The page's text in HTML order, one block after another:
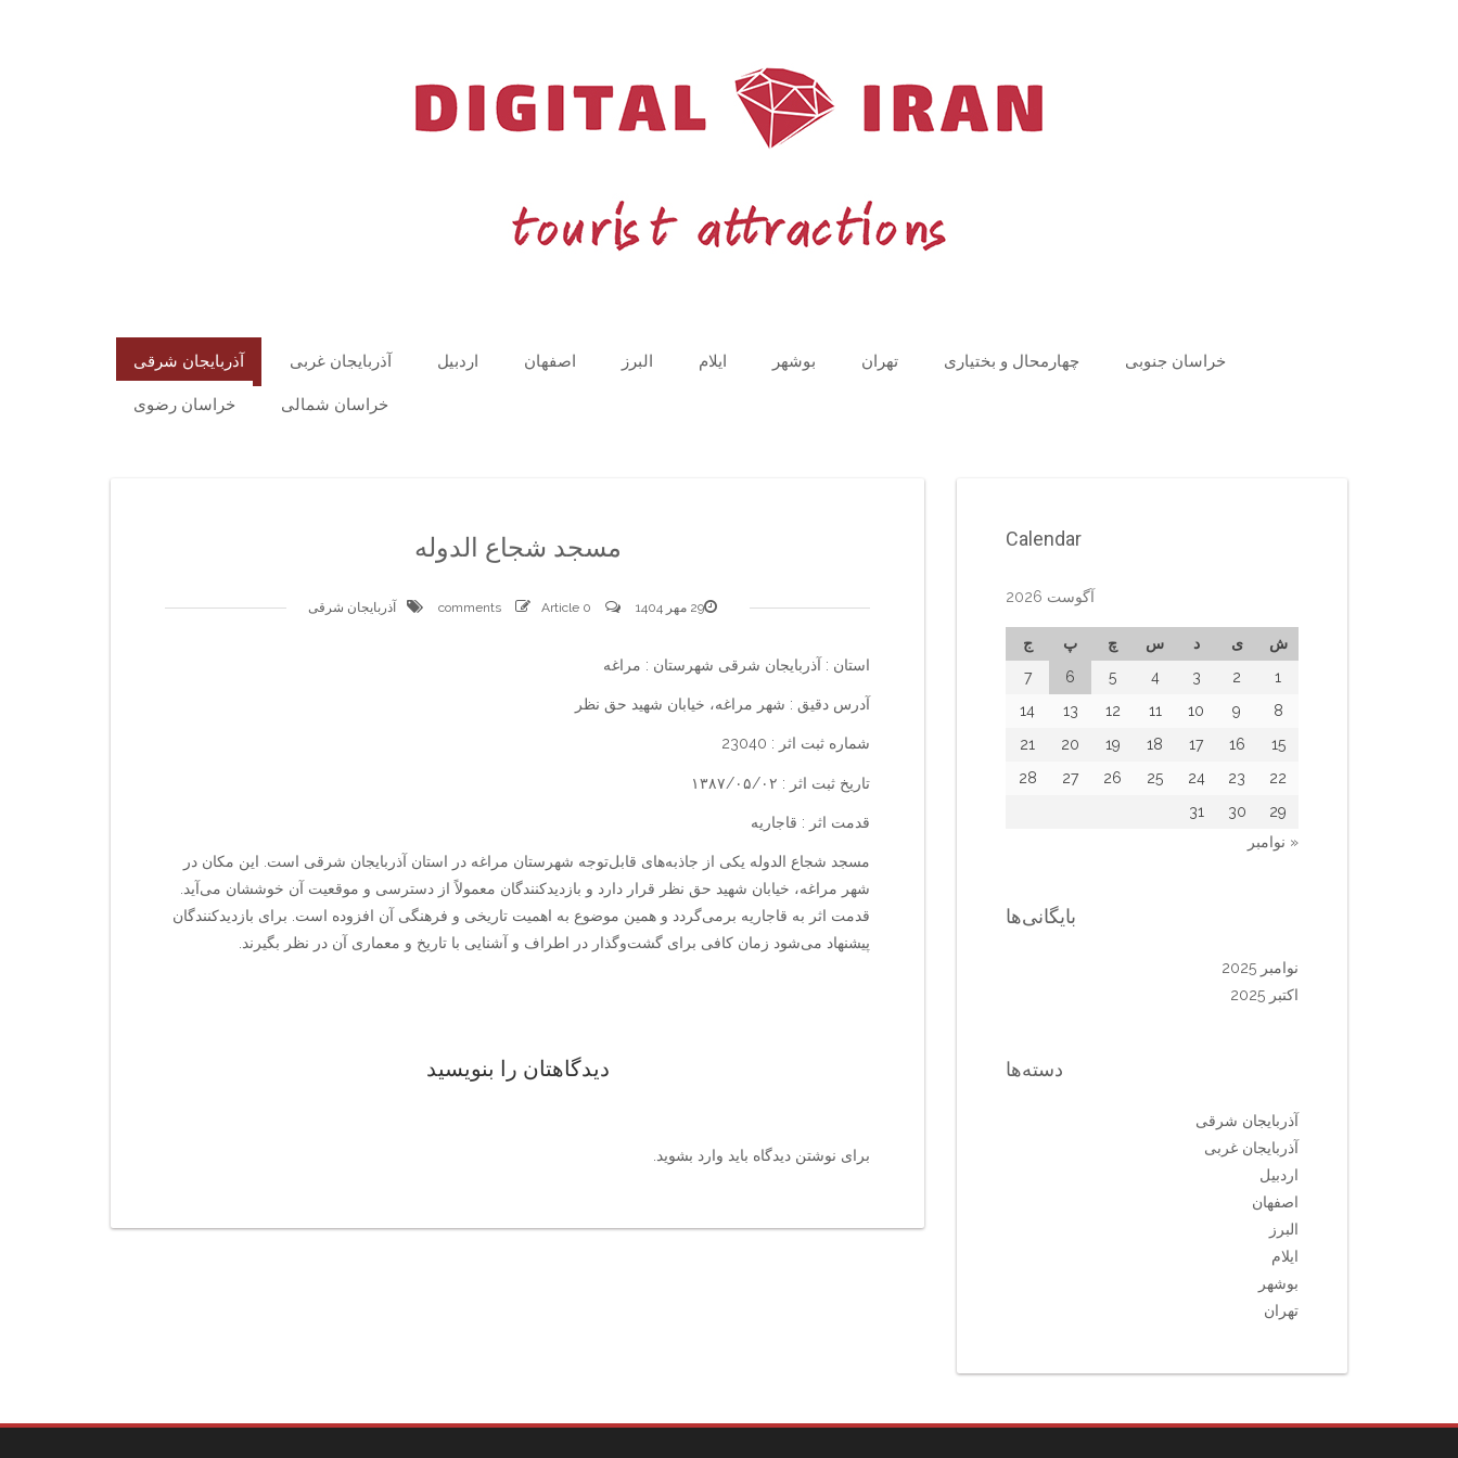
آذربایجان شرقی آذربایجان غربی اردبیل اصفهان البرز ایلام بوشهر تهران چهارمحال و بختیاری خراسان جنوبی
خراسان رضوی خراسان شمالی
مسجد شجاع الدوله
29 مهر 1404 0 comments
Article آذربایجان شرقی
استان : آذربایجان شرقی شهرستان : مراغه
آدرس دقیق : شهر مراغه، خیابان شهید حق نظر
شماره ثبت اثر : 23040
تاریخ ثبت اثر : ۱۳۸۷/۰۵/۰۲
قدمت اثر : قاجاریه
مسجد شجاع الدوله یکی از جاذبه‌های قابل‌توجه شهرستان مراغه در استان آذربایجان شرقی است. این مکان در
شهر مراغه، خیابان شهید حق نظر قرار دارد و بازدیدکنندگان معمولاً از دسترسی و موقعیت آن خوششان می‌آید.
قدمت اثر به قاجاریه برمی‌گردد و همین موضوع به اهمیت تاریخی و فرهنگی آن افزوده است. برای بازدیدکنندگان
پیشنهاد می‌شود زمان کافی برای گشت‌وگذار در اطراف و آشنایی با تاریخ و معماری آن در نظر بگیرند.
دیدگاهتان را بنویسید
برای نوشتن دیدگاه باید وارد بشوید
Calendar
آگوست 2026
ش ی د س چ پ
ج
1
2
3
4
5
6
7
8
9
10
11
12
13
14
15
16
17
18
19
20
21
22
23
24
25
26
27
28
29
30
31
« نوامبر
بایگانی‌ها
نوامبر 2025
اکتبر 2025
دسته‌ها
آذربایجان شرقی
آذربایجان غربی
اردبیل
اصفهان
البرز
ایلام
بوشهر
تهران